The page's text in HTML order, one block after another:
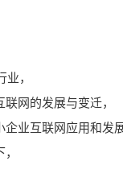
，
网的发展与变迁，
业互联网应用和发展